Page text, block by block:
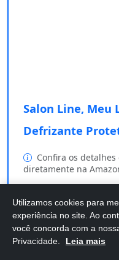
Salon Line, Meu
Defrizante
Confira os
diretamente na
Utilizamos cookies para
experiência no site. Ao
você concorda com a
Privacidade.
Leia mais